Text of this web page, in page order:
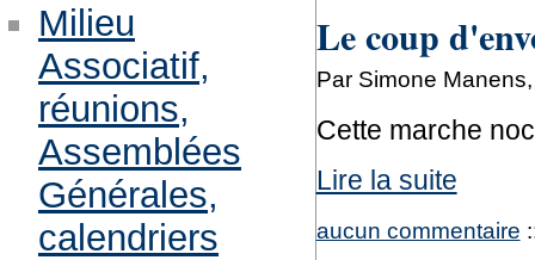
Le coup
Par Simone
Cette marche
Lire la suite
aucun commentaire
Milieu
Associatif,
réunions,
Assemblées
Générales,
calendriers